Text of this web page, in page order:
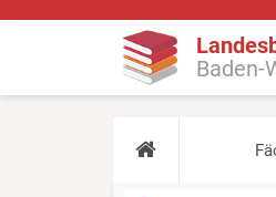
Baden-